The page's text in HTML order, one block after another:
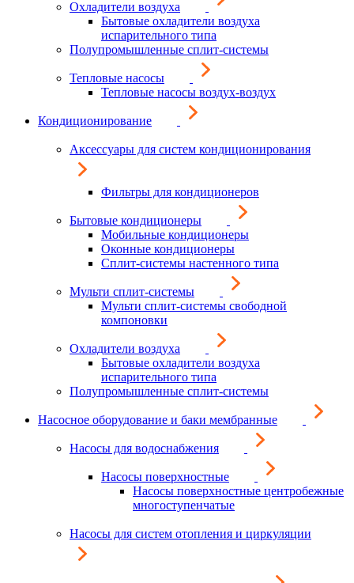
Охладители воздуха
Бытовые охладители воздуха
испарительного типа
Полупромышленные сплит-системы
Тепловые насосы
Тепловые насосы воздух-воздух
Кондиционирование
Аксессуары для систем кондиционирования
Фильтры для кондиционеров
Бытовые кондиционеры
Мобильные кондиционеры
Оконные кондиционеры
Сплит-системы настенного типа
Мульти сплит-системы
Мульти сплит-системы свободной
компоновки
Охладители воздуха
Бытовые охладители воздуха
испарительного типа
Полупромышленные сплит-системы
Насосное оборудование и баки мембранные
Насосы для водоснабжения
Насосы поверхностные
Насосы поверхностные центробежные
многоступенчатые
Насосы для систем отопления и циркуляции